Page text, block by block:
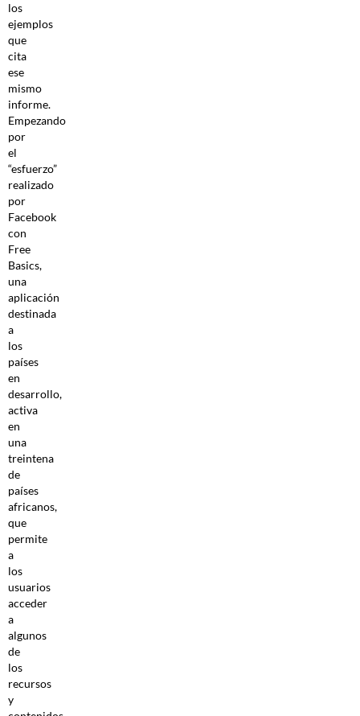
los
ejemplos
que
cita
ese
mismo
informe.
Empezando
por
el
“esfuerzo”
realizado
por
Facebook
con
Free
Basics,
una
aplicación
destinada
a
los
países
en
desarrollo,
activa
en
una
treintena
de
países
africanos,
que
permite
a
los
usuarios
acceder
a
algunos
de
los
recursos
y